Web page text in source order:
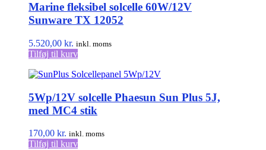
Marine fleksibel solcelle 60W/12V
Sunware TX 12052
5.520,00 kr. inkl. moms
Tilføj til kurv
5Wp/12V solcelle Phaesun Sun Plus 5J,
med MC4 stik
170,00 kr. inkl. moms
Tilføj til kurv